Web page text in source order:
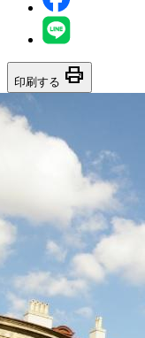
印刷する print